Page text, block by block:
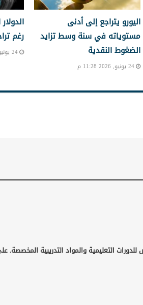
اليورو يتراجع إلى أدنى
مستوياته في سنة وسط تزايد
الضغوط النقدية
24 يونيو, 2026 11:28 م
رغم
24 يونيو, 2026 10:39 م
التعليمية والمواد التدريبية